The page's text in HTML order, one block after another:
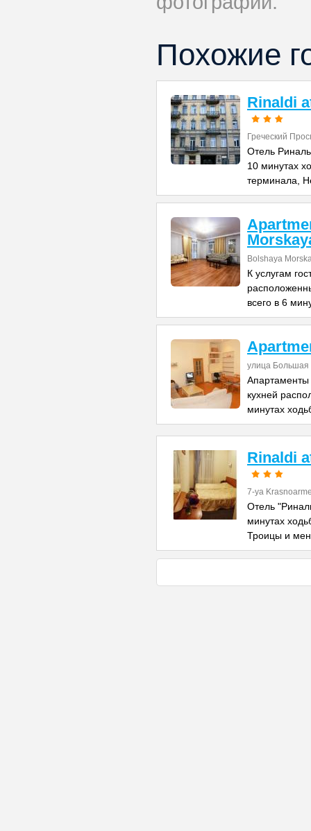
Похожие
Rinaldi
Греческий
Отель
10 минутах
терминала,
Bolshaya
К услугам
всего в 6
улица Большая
кухней
минутах
Rinaldi
7-ya
Отель
минутах
Троицы и